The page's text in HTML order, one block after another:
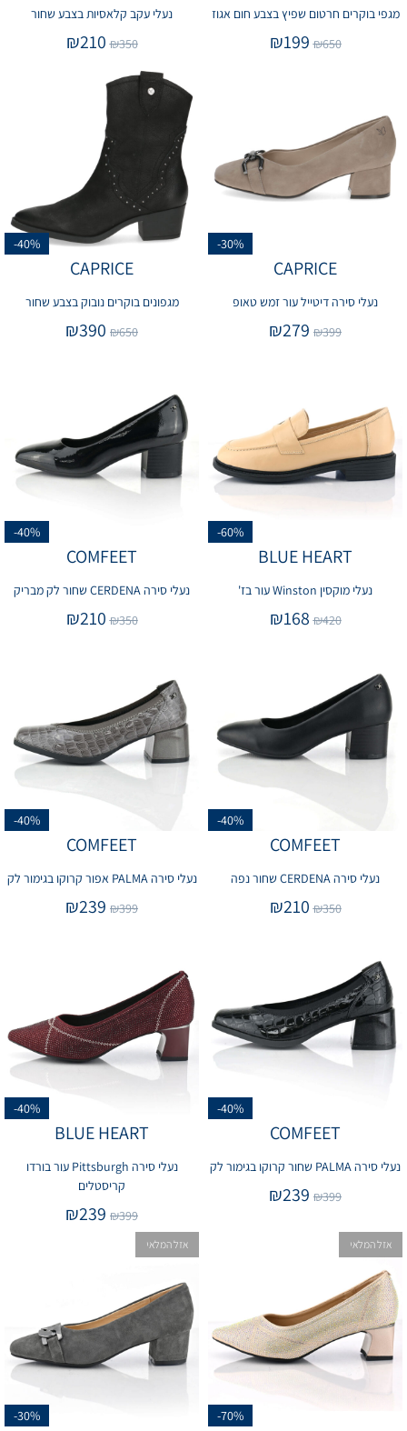
מגפי בוקרים חרטום שפיץ בצבע חום אגוז
₪650
₪199
נעלי עקב קלאסיות בצבע שחור
₪350
₪210
-30%
CAPRICE
נעלי סירה דיטייל עור זמש טאופ
₪399
₪279
-40%
CAPRICE
מגפונים בוקרים נובוק בצבע שחור
₪650
₪390
-60%
BLUE HEART
נעלי מוקסין Winston עור בז'
₪420
₪168
-40%
COMFEET
נעלי סירה CERDENA שחור לק מבריק
₪350
₪210
-40%
COMFEET
נעלי סירה CERDENA שחור נפה
₪350
₪210
-40%
COMFEET
נעלי סירה PALMA אפור קרוקו בגימור לק
₪399
₪239
-40%
COMFEET
נעלי סירה PALMA שחור קרוקו בגימור לק
₪399
₪239
-40%
BLUE HEART
נעלי סירה Pittsburgh עור בורדו
קריסטלים
₪399
₪239
-70%
אזל המלאי
-30%
אזל המלאי